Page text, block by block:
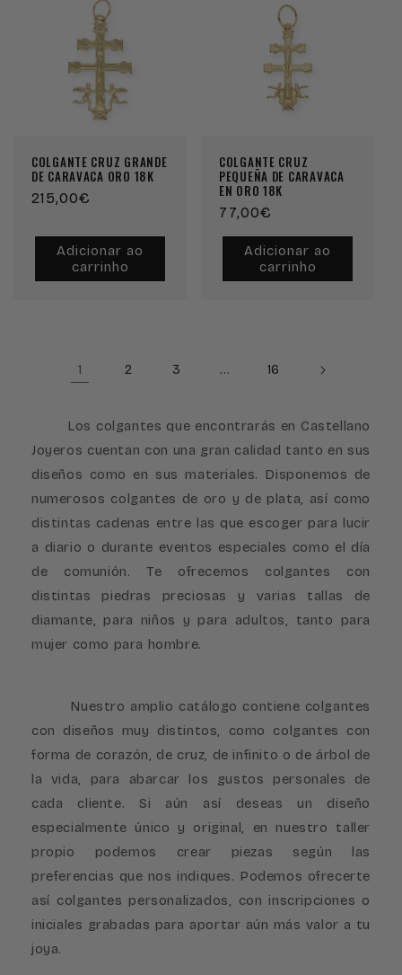
COLGANTE CRUZ GRANDE
DE CARAVACA ORO 18K
Preço
215,00€
Adicionar ao
carrinho
COLGANTE CRUZ
PEQUEÑA DE CARAVACA
EN ORO 18K
Preço
normal
77,00€
Adicionar ao
carrinho
1 2 3 … 16
Los colgantes que encontrarás en Castellano
Joyeros cuentan con una gran calidad tanto en sus
diseños como en sus materiales. Disponemos de
numerosos colgantes de oro y de plata, así como
distintas cadenas entre las que escoger para lucir
a diario o durante eventos especiales como el día
de comunión. Te ofrecemos colgantes con
distintas piedras preciosas y varias tallas de
diamante, para niños y para adultos, tanto para
mujer como para hombre.
Nuestro amplio catálogo contiene colgantes
con diseños muy distintos, como colgantes con
forma de corazón, de cruz, de infinito o de árbol de
la vida, para abarcar los gustos personales de
cada cliente. Si aún así deseas un diseño
especialmente único y original, en nuestro taller
propio podemos crear piezas según las
preferencias que nos indiques. Podemos ofrecerte
así colgantes personalizados, con inscripciones o
iniciales grabadas para aportar aún más valor a tu
joya.